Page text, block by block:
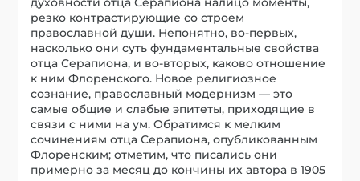
резко контрастирующие со строем
православной души. Непонятно, во-первых,
насколько они суть фундаментальные свойства
отца Серапиона, и во-вторых, каково отношение
к ним Флоренского. Новое религиозное
сознание, православный модернизм — это
самые общие и слабые эпитеты, приходящие в
связи с ними на ум. Обратимся к мелким
сочинениям отца Серапиона, опубликованным
Флоренским; отметим, что писались они
примерно за месяц до кончины их автора в 1905